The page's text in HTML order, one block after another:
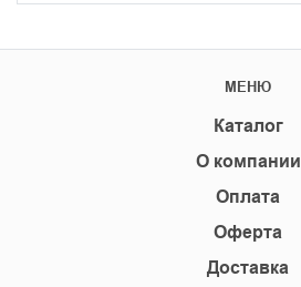
МЕНЮ
Каталог
О компании
Оплата
Оферта
Доставка